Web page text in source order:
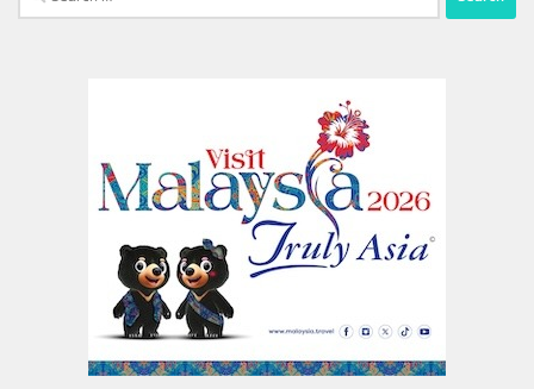
for: